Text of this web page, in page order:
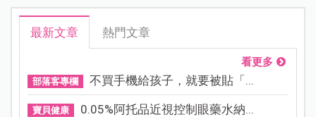
最新文章 熱門文章
看更多
部落客專欄 不買手機給孩子，就要被貼「...
寶貝健康 0.05%阿托品近視控制眼藥水納...